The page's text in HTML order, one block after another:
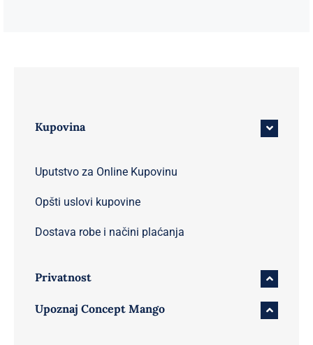
Kupovina
Uputstvo za Online Kupovinu
Opšti uslovi kupovine
Dostava robe i načini plaćanja
Privatnost
Upoznaj Concept Mango